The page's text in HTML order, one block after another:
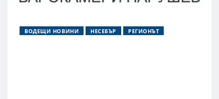
ВОДЕЩИ НОВИНИ НЕСЕБЪР РЕГИОНЪТ